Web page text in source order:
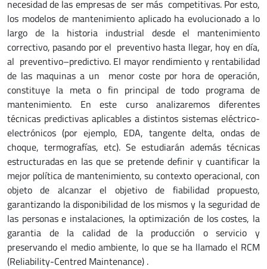
necesidad de las empresas de ser más competitivas. Por esto,
los modelos de mantenimiento aplicado ha evolucionado a lo
largo de la historia industrial desde el mantenimiento
correctivo, pasando por el preventivo hasta llegar, hoy en día,
al preventivo–predictivo. El mayor rendimiento y rentabilidad
de las maquinas a un menor coste por hora de operación,
constituye la meta o fin principal de todo programa de
mantenimiento. En este curso analizaremos diferentes
técnicas predictivas aplicables a distintos sistemas eléctrico-
electrónicos (por ejemplo, EDA, tangente delta, ondas de
choque, termografías, etc). Se estudiarán además técnicas
estructuradas en las que se pretende definir y cuantificar la
mejor política de mantenimiento, su contexto operacional, con
objeto de alcanzar el objetivo de fiabilidad propuesto,
garantizando la disponibilidad de los mismos y la seguridad de
las personas e instalaciones, la optimización de los costes, la
garantia de la calidad de la producción o servicio y
preservando el medio ambiente, lo que se ha llamado el RCM
(Reliability-Centred Maintenance) .